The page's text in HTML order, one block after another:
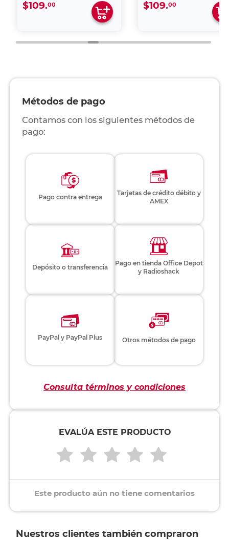
$109.00 $109.00
Métodos de pago
Contamos con los siguientes métodos de
pago:
Pago contra entrega
Tarjetas de crédito débito y
AMEX
Depósito o transferencia
Pago en tienda Office Depot
y Radioshack
PayPal y PayPal Plus Otros métodos de pago
Consulta términos y condiciones
EVALÚA ESTE PRODUCTO
Este producto aún no tiene comentarios
Nuestros clientes también compraron